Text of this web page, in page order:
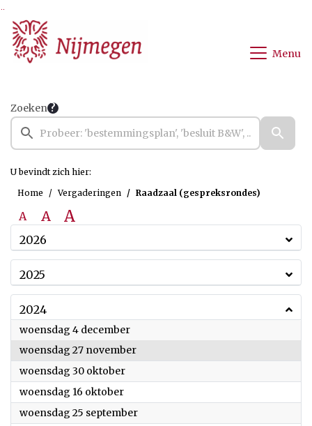
Menu
Zoeken
U bevindt zich hier:
Home
Vergaderingen Raadzaal (gespreksrondes)
A A A
2026
2025
2024
woensdag 4 december2024
woensdag 27 november2024
woensdag 30 oktober2024
woensdag 16 oktober2024
woensdag 25 september2024